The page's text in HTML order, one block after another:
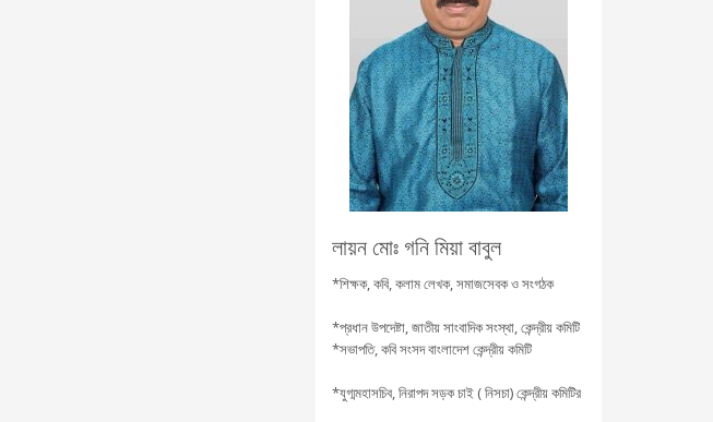
লায়ন মোঃ গনি মিয়া বাবুল
*শিক্ষক, কবি, কলাম লেখক, সমাজসেবক ও সংগঠক
*প্রধান উপদেষ্টা, জাতীয় সাংবাদিক সংস্থা, কেন্দ্রীয় কমিটি
*সভাপতি, কবি সংসদ বাংলাদেশ কেন্দ্রীয় কমিটি
*যুগ্মমহাসচিব, নিরাপদ সড়ক চাই ( নিসচা) কেন্দ্রীয় কমিটির